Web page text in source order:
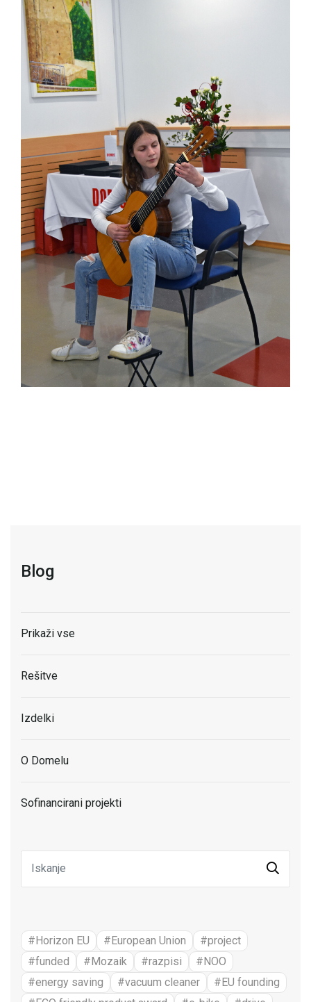
Blog
Prikaži vse
Rešitve
Izdelki
O Domelu
Sofinancirani projekti
#Horizon EU #European Union
#project
#funded
#Mozaik #razpisi
#NOO
#energy saving
#vacuum cleaner
#EU founding